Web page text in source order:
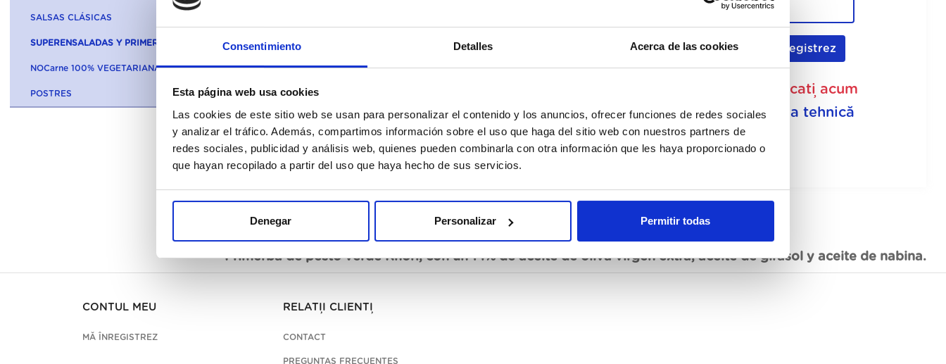
Consentimiento Detalles Acerca de las cookies
Esta página web usa cookies
Las cookies de este sitio web se usan para personalizar el contenido y los anuncios, ofrecer funciones de redes sociales
y analizar el tráfico. Además, compartimos información sobre el uso que haga del sitio web con nuestros partners de
redes sociales, publicidad y análisis web, quienes pueden combinarla con otra información que les haya proporcionado o
que hayan recopilado a partir del uso que haya hecho de sus servicios.
Denegar Personalizar Permitir todas
SALSAS CLÁSICAS
SUPERENSALADAS Y PRIMERBAS
NOCarne 100% VEGETARIANA
POSTRES
Cajas
Mă înregistrez
Nu este disponibil, aplicați acum
Vezi fișa tehnică
Descriere
Primerba de pesto verde Knorr, con un 14% de aceite de oliva virgen extra, aceite de girasol y aceite de nabina.
CONTUL MEU
MĂ ÎNREGISTREZ
RELAȚII CLIENȚI
CONTACT
PREGUNTAS FRECUENTES